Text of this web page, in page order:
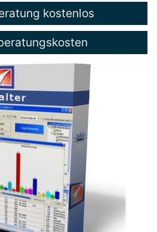
kostenlos